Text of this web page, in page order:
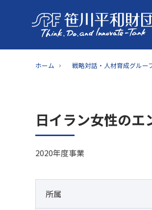
ホーム 戦略対話・人材育成グルー
日イラン女性のエ
2020年度事業
所属